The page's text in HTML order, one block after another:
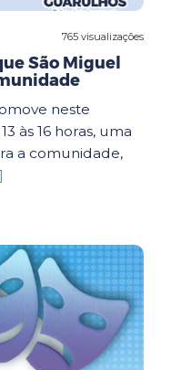
765 visualizações
São Miguel
neste
às 16 horas, uma
a comunidade,